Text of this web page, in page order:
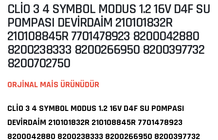
CLİO 3 4 SYMBOL MODUS 1.2 16V D4F SU
POMPASI DEVİRDAİM 210101832R
210108845R 7701478923 8200042880
8200238333 8200266950 8200397732
8200702750
ORJİNAL MAİS ÜRÜNÜDÜR
CLİO 3 4 SYMBOL MODUS 1.2 16V D4F SU POMPASI
DEVİRDAİM 210101832R 210108845R 7701478923
8200042880 8200238333 8200266950 8200397732